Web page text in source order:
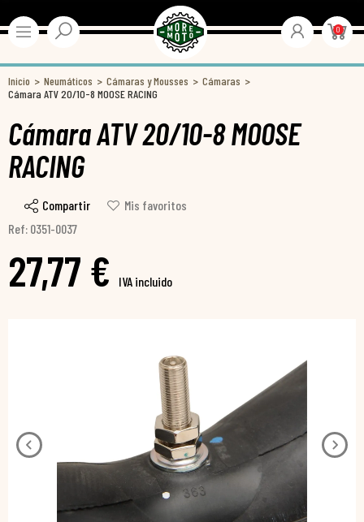
0
Inicio Neumáticos Cámaras y Mousses
Cámaras
Cámara ATV 20/10-8 MOOSE RACING
Cámara ATV 20/10-8 MOOSE
RACING
Compartir
Mis favoritos
Ref: 0351-0037
27,77 € IVA incluido